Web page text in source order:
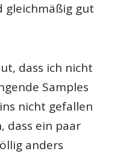
gleichmäßig gut
dass ich nicht
Samples
nicht gefallen
dass ein paar
anders